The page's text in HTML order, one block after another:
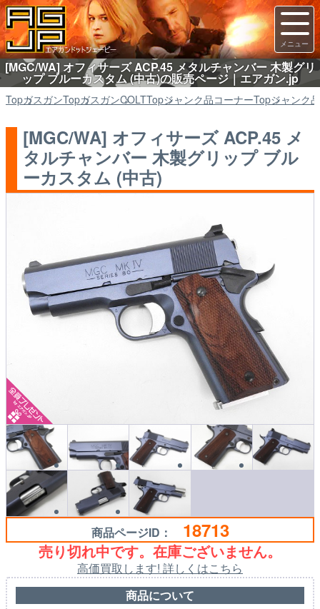
[MGC/WA] オフィサーズ ACP.45 メタルチャンバー 木製グリ
ップ ブルーカスタム (中古)の販売ページ｜エアガン.jp
TopガスガンTopガスガンCOLTTopジャンク品コーナーTopジャンク
[MGC/WA] オフィサーズ ACP.45 メ
タルチャンバー 木製グリップ ブル
ーカスタム (中古)
商品ページID： 18713
売り切れ中です。在庫ございません。
高価買取します! 詳しくはこちら
商品について